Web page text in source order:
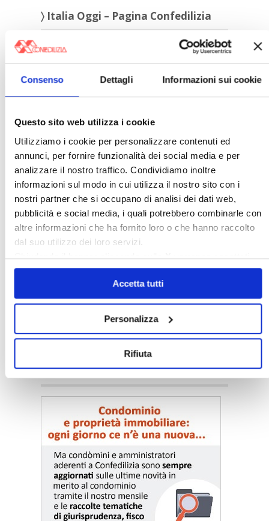
Consenso Dettagli Informazioni sui cookie
Questo sito web utilizza i cookie
Utilizziamo i cookie per personalizzare contenuti ed
annunci, per fornire funzionalità dei social media e per
analizzare il nostro traffico. Condividiamo inoltre
informazioni sul modo in cui utilizza il nostro sito con i
nostri partner che si occupano di analisi dei dati web,
pubblicità e social media, i quali potrebbero combinarle con
altre informazioni che ha fornito loro o che hanno raccolto
dal suo utilizzo dei loro servizi.
Chiudendo il banner cliccando sullaXverranno accettati
solo i cookie necessari.
Accetta tutti
Personalizza
Rifiuta
〉 Italia Oggi – Pagina Confedilizia
Italia Oggi – Luglio 2026
〉 Rubriche
〉 Notizie e Banche dati